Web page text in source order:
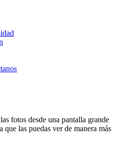
fotos desde una pantalla grande
que las puedas ver de manera más